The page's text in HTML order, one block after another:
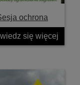
ochrona
się więcej